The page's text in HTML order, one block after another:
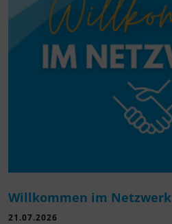
Willkommen im Netzwerk
21.07.2026